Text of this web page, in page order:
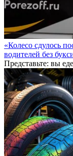
«Колесо сдулось
водителей без
Представьте: вы